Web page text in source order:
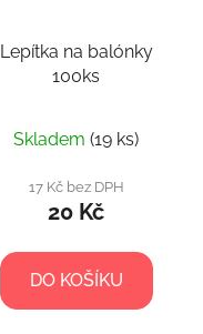
Lepítka na balónky
100ks
Skladem (19 ks)
17 Kč bez DPH
20 Kč
DO KOŠÍKU